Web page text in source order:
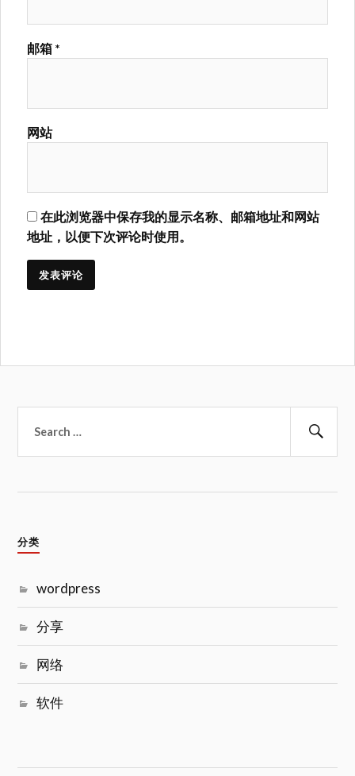
邮箱 *
网站
在此浏览器中保存我的显示名称、邮箱地址和网站
地址，以便下次评论时使用。
索：
分类
wordpress
分享
网络
软件